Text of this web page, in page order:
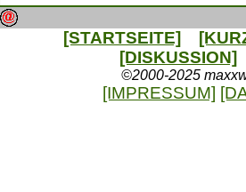
[STARTSEITE]
[DISKUSSION]
©2000-2025
[IMPRESSUM]